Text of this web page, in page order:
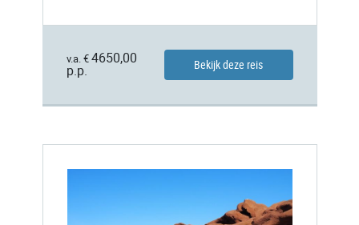
v.a. € 4650,00
p.p.
Bekijk deze reis